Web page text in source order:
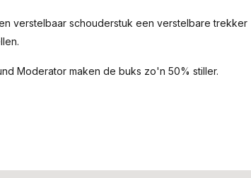
verstelbaar schouderstuk een verstelbare trekker
Moderator maken de buks zo'n 50% stiller.